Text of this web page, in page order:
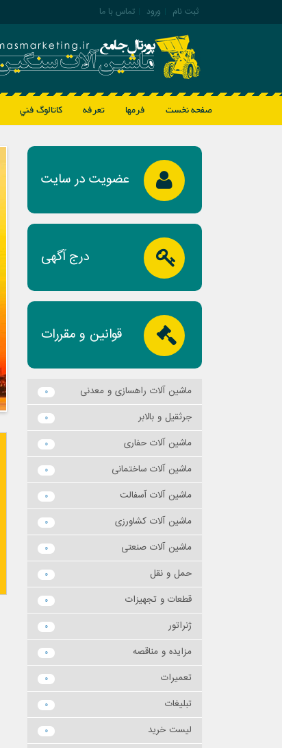
تماس با ما ورود ثبت نام
كاتالوگ فني تعرفه فرمها صفحه نخست
عضویت در سایت
درج آگهی
قوانین و مقررات
ماشين آلات راهسازي و معدني 0
جرثقيل و بالابر 0
ماشين آلات حفاري 0
ماشين آلات ساختماني 0
ماشين آلات آسفالت 0
ماشين آلات كشاورزي 0
ماشين آلات صنعتي 0
حمل و نقل 0
قطعات و تجهيزات 0
ژنراتور 0
مزايده و مناقصه 0
تعميرات 0
تبليغات 0
ليست خريد 0